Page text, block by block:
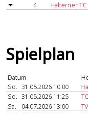
4
Halterner TC
Spielplan
Datum
So. 31.05.2026 10:00
So. 31.05.2026 11:25
Sa.
04.07.2026 13:00